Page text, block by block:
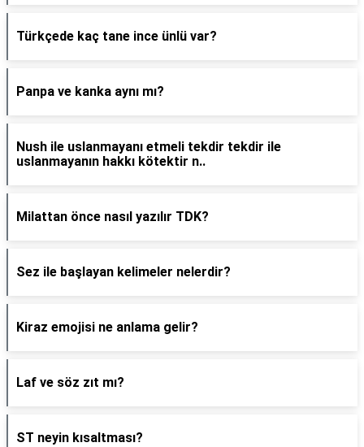
Türkçede kaç tane ince ünlü var?
Panpa ve kanka aynı mı?
Nush ile uslanmayanı etmeli tekdir tekdir ile
uslanmayanın hakkı kötektir n..
Milattan önce nasıl yazılır TDK?
Sez ile başlayan kelimeler nelerdir?
Kiraz emojisi ne anlama gelir?
Laf ve söz zıt mı?
ST neyin kısaltması?